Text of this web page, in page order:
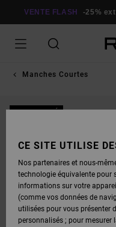
VENTE FLASH -25%
Manches Courtes
CE SITE UTILISE
Nos partenaires et nous-
technologie équivalente pour
informations sur votre
(comme vos données de
utilisées pour vous présenter
personnalisés ; pour mesurer